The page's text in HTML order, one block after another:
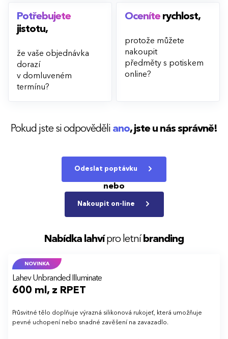
Potřebujete
jistotu,
že vaše objednávka
dorazí
v domluveném
termínu?
Oceníte rychlost,
protože můžete
nakoupit
předměty s potiskem
online?
Pokud jste si odpověděli ano, jste u nás správně!
Odeslat poptávku
nebo
Nakoupit on-line
Nabídka lahví pro letní branding
NOVINKA
Lahev Unbranded Illuminate
600 ml, z RPET
Průsvitné tělo doplňuje výrazná silikonová rukojeť, která umožňuje
pevné uchopení nebo snadné zavěšení na zavazadlo.